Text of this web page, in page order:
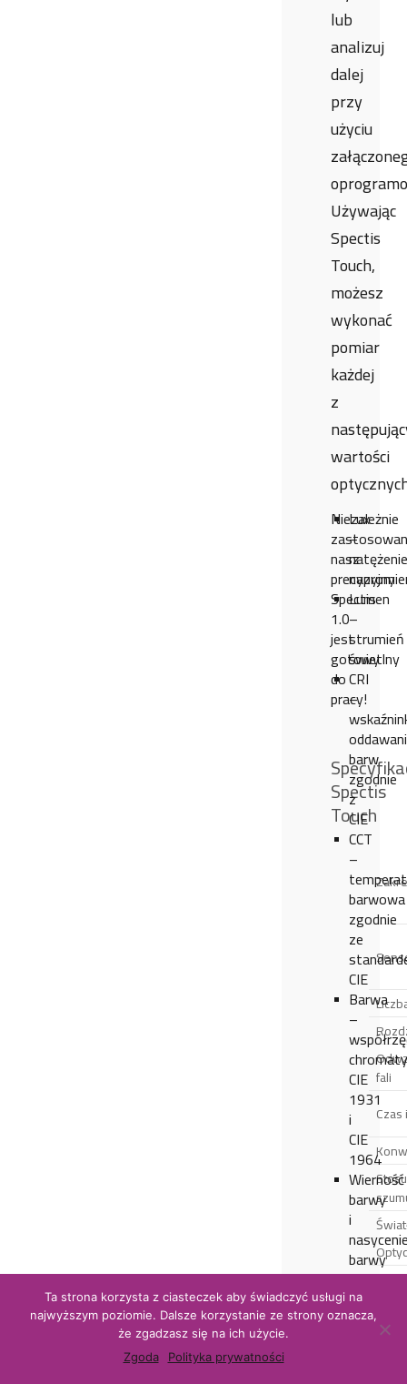
lub
analizuj
dalej
przy
użyciu
Używając
Spectis
Touch,
możesz
wykonać
pomiar
każdej
z
wartości
Lux
–
natężenie
Lumen
–
strumień
świetlny
CRI
–
barw
zgodnie
z
CIE
CCT
–
barwowa
zgodnie
ze
CIE
Barwa
–
CIE
1931
i
CIE
1964
Wierność
barwy
i
barwy
–
metoda
ewaluacji
Niezależnie
nasz
precyzyjny
Spectis
1.0
jest
gotowy
do
pracy!
Spectis
Touch
fali
Ta strona korzysta z ciasteczek aby świadczyć usługi na
najwyższym poziomie. Dalsze korzystanie ze strony oznacza,
że zgadzasz się na ich użycie.
Zgoda
Polityka prywatności